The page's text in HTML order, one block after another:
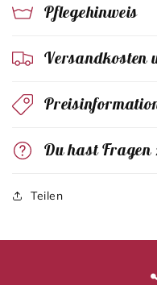
Pflegehinweis
Versandkosten
Du hast Fragen
Teilen